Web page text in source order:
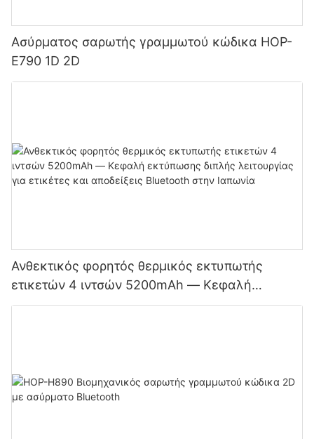
Ασύρματος σαρωτής γραμμωτού κώδικα HOP-
E790 1D 2D
Ανθεκτικός φορητός θερμικός εκτυπωτής
ετικετών 4 ιντσών 5200mAh — Κεφαλή
εκτύπωσης διπλής λειτουργίας για ετικέτες και